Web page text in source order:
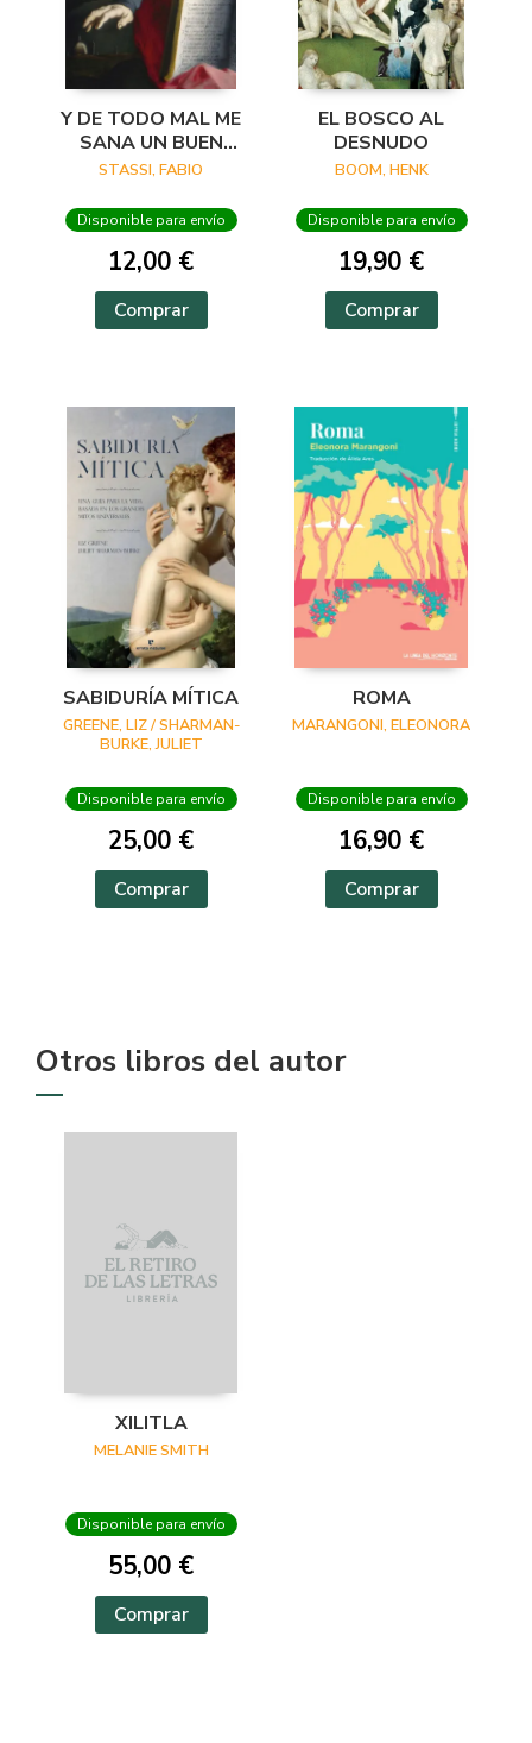
Y DE TODO MAL ME
SANA UN BUEN
VERSO
STASSI, FABIO
Disponible para envío
12,00 €
Comprar
EL BOSCO AL
DESNUDO
BOOM, HENK
Disponible para envío
19,90 €
Comprar
SABIDURÍA MÍTICA
GREENE, LIZ / SHARMAN-
BURKE, JULIET
Disponible para envío
25,00 €
Comprar
ROMA
MARANGONI, ELEONORA
Disponible para envío
16,90 €
Comprar
Otros libros del autor
XILITLA
MELANIE SMITH
Disponible para envío
55,00 €
Comprar